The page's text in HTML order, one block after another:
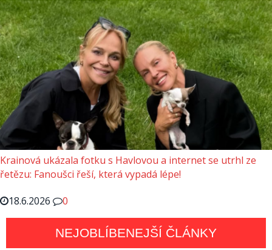
Krainová ukázala fotku s Havlovou a internet se utrhl ze
řetězu: Fanoušci řeší, která vypadá lépe!
18.6.2026
0
NEJOBLÍBENEJŠÍ ČLÁNKY